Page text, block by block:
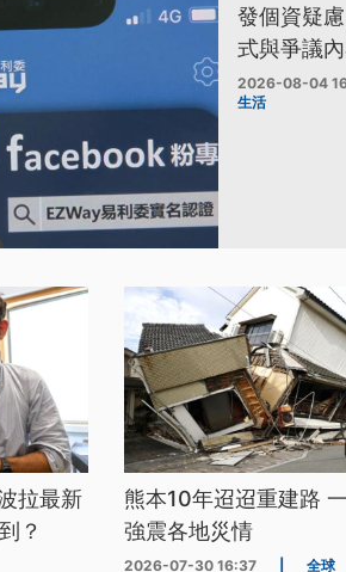
發個資疑
式與爭議
2026-08-04
生活
拉最新
？
熊本10年迢迢重建路
強震各地災情
2026-07-30 16:37 全球